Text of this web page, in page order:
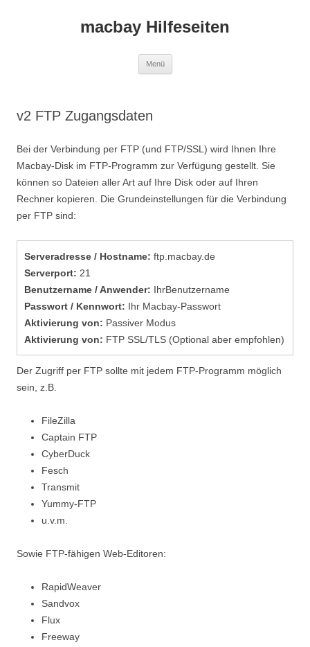
macbay Hilfeseiten
Menü
v2 FTP Zugangsdaten
Bei der Verbindung per FTP (und FTP/SSL) wird Ihnen Ihre
Macbay-Disk im FTP-Programm zur Verfügung gestellt. Sie
können so Dateien aller Art auf Ihre Disk oder auf Ihren
Rechner kopieren. Die Grundeinstellungen für die Verbindung
per FTP sind:
Serveradresse / Hostname: ftp.macbay.de
Serverport: 21
Benutzername / Anwender: IhrBenutzername
Passwort / Kennwort: Ihr Macbay-Passwort
Aktivierung von: Passiver Modus
Aktivierung von: FTP SSL/TLS (Optional aber empfohlen)
Der Zugriff per FTP sollte mit jedem FTP-Programm möglich
sein, z.B.
FileZilla
Captain FTP
CyberDuck
Fesch
Transmit
Yummy-FTP
u.v.m.
Sowie FTP-fähigen Web-Editoren:
RapidWeaver
Sandvox
Flux
Freeway